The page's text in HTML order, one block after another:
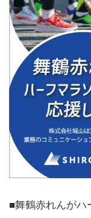
■舞鶴赤れんがハ